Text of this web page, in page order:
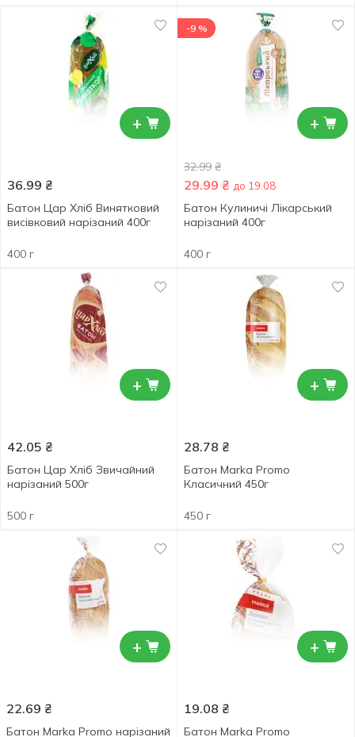
+
36.99 ₴
Батон Цар Хліб Винятковий
висівковий нарізаний 400г
400 г
+
-9 %
32.99 ₴
29.99 ₴ до 19.08
Батон Кулиничі Лікарський
нарізаний 400г
400 г
+
42.05 ₴
Батон Цар Хліб Звичайний
нарізаний 500г
500 г
+
28.78 ₴
Батон Marka Promo
Класичний 450г
450 г
+
22.69 ₴
Батон Marka Promo нарізаний
+
19.08 ₴
Батон Marka Promo